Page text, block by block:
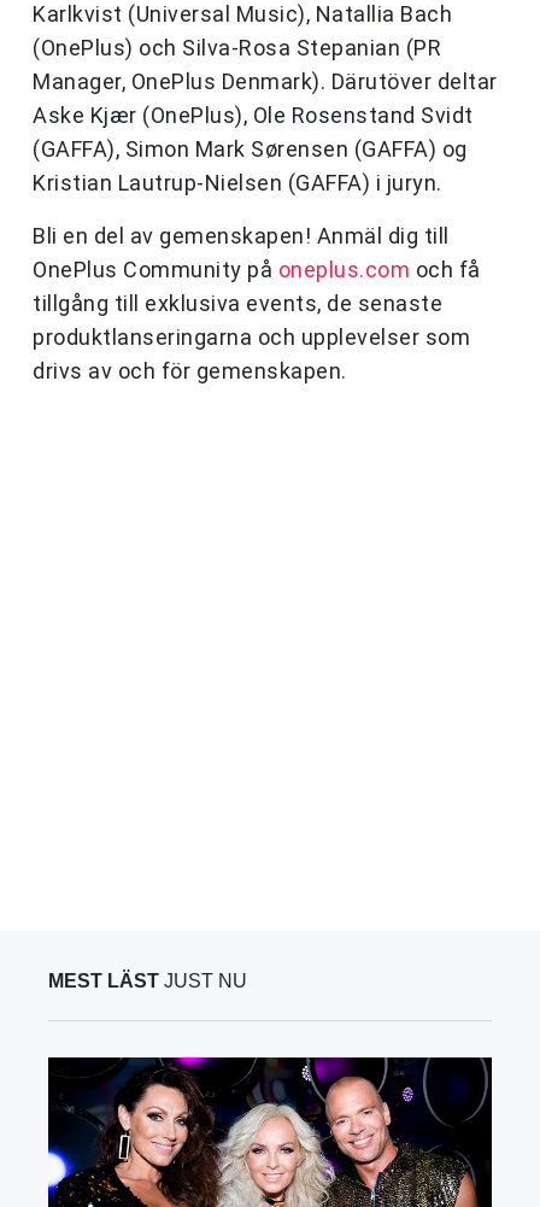
Karlkvist (Universal Music), Natallia Bach
(OnePlus) och Silva-Rosa Stepanian (PR
Manager, OnePlus Denmark). Därutöver deltar
Aske Kjær (OnePlus), Ole Rosenstand Svidt
(GAFFA), Simon Mark Sørensen (GAFFA) og
Kristian Lautrup-Nielsen (GAFFA) i juryn.
Bli en del av gemenskapen! Anmäl dig till
OnePlus Community på oneplus.com och få
tillgång till exklusiva events, de senaste
produktlanseringarna och upplevelser som
drivs av och för gemenskapen.
MEST LÄST JUST NU